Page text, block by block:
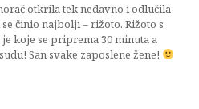
otkrila tek nedavno i odlučila
činio najbolji – rižoto. Rižoto s
koje se priprema 30 minuta a
San svake zaposlene žene!